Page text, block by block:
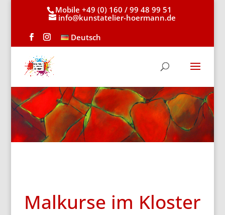
Mobile +49 (0) 160 / 99 48 99 51
info@kunstatelier-hoermann.de
Deutsch
Malkurse im Kloster